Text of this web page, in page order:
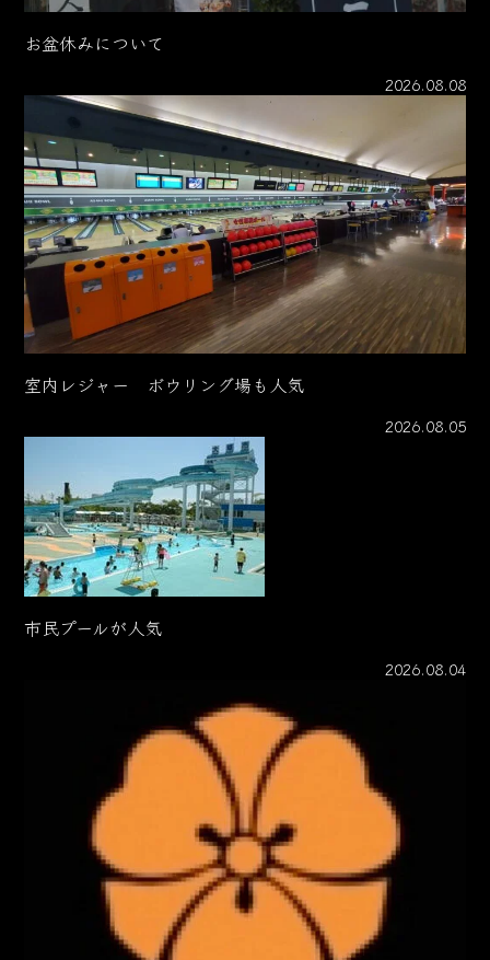
お盆休みについて
2026.08.08
室内レジャー ボウリング場も人気
2026.08.05
市民プールが人気
2026.08.04